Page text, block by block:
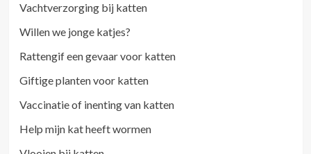
Vachtverzorging bij katten
Willen we jonge katjes?
Rattengif een gevaar voor katten
Giftige planten voor katten
Vaccinatie of inenting van katten
Help mijn kat heeft wormen